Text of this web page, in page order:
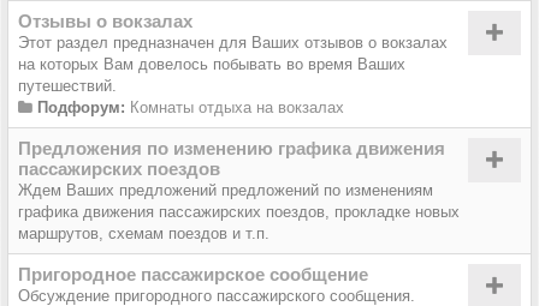
Отзывы о вокзалах
Этот раздел предназначен для Ваших отзывов о вокзалах
на которых Вам довелось побывать во время Ваших
путешествий.
Подфорум: Комнаты отдыха на вокзалах
Предложения по изменению графика движения
пассажирских поездов
Ждем Ваших предложений предложений по изменениям
графика движения пассажирских поездов, прокладке новых
маршрутов, схемам поездов и т.п.
Пригородное пассажирское сообщение
Обсуждение пригородного пассажирского сообщения.